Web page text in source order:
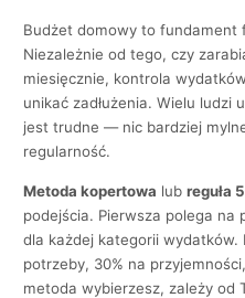
Budżet domowy to fundament
Niezależnie od tego, czy
miesięcznie, kontrola
unikać zadłużenia. Wielu ludzi
jest trudne — nic bardziej
regularność.
Metoda kopertowa lub reguła
podejścia. Pierwsza polega
dla każdej kategorii wydatków.
potrzeby, 30% na
metoda wybierzesz, zależy od